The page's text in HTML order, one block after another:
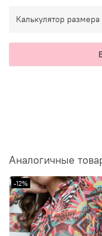
Калькулятор размера
Аналогичные
-12%